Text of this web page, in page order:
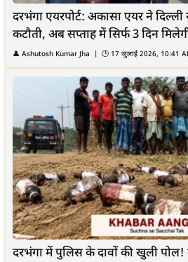
दरभंगा एयरपोर्ट: अकासा एयर ने
कटौती, अब सप्ताह में सिर्फ 3 दिन
👤 Ashutosh Kumar Jha | 🕒 17 जुलाई 2026, 10:41
दरभंगा में पुलिस के दावों की खुली पोल!